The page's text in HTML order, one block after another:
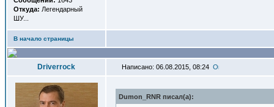
Откуда: Легендарный
ШУ...
В начало страницы
Driverrock Написано: 06.08.2015, 08:24
Dumon_RNR писал(a):